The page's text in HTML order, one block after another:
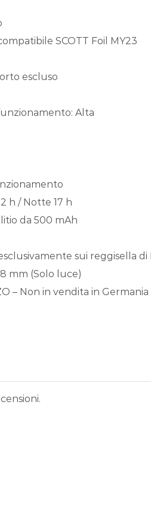
SCOTT Foil MY23
escluso
Alta
h / Notte 17 h
da 500 mAh
sui reggisella
mm (Solo luce)
– Non in vendita in Germania